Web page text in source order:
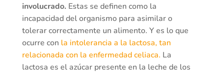
involucrado. Estas se definen como la
incapacidad del organismo para asimilar o
tolerar correctamente un alimento. Y es lo que
ocurre con la intolerancia a la lactosa, tan
relacionada con la enfermedad celiaca. La
lactosa es el azúcar presente en la leche de los